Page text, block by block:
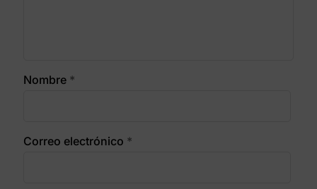
Nombre *
Correo electrónico *